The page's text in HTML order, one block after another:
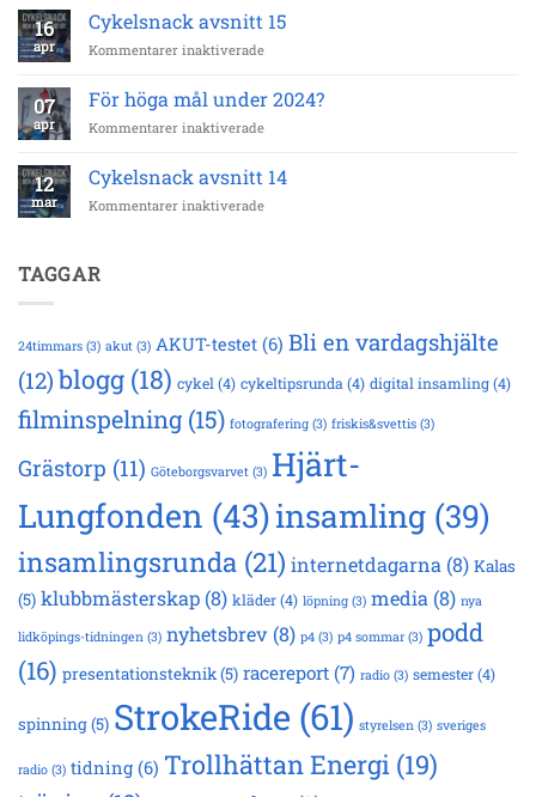
strokeforskningen!
Fjällmaraton
by
EQPE
42
16
apr
Cykelsnack avsnitt 15
Kommentarer inaktiveradeför
avsnitt
15
07
apr
För höga mål under 2024?
Kommentarer inaktiveradeför
höga
mål
under
12
mar
Cykelsnack avsnitt 14
Kommentarer inaktiveradeför
TAGGAR
24timmars (3) akut (3) AKUT-testet (6) Bli en vardagshjälte
(12) blogg (18) cykel (4) cykeltipsrunda (4) digital insamling(4)
filminspelning (15) fotografering (3) friskis&svettis (3)
Grästorp (11) Göteborgsvarvet (3) Hjärt-
Lungfonden (43)insamling (39)
insamlingsrunda (21) internetdagarna (8) Kalas
(5) klubbmästerskap (8) kläder(4) löpning (3) media (8) nya
lidköpings-tidningen (3) nyhetsbrev (8) p4 (3) p4 sommar (3) podd
(16) presentationsteknik(5) racereport (7) radio (3) semester(4)
spinning(5) StrokeRide (61) styrelsen (3) sveriges
radio (3) tidning (6) Trollhättan Energi (19)